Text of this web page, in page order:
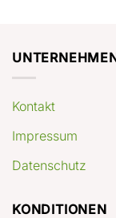
Kontakt
Impressum
Datenschutz
KONDITIONEN